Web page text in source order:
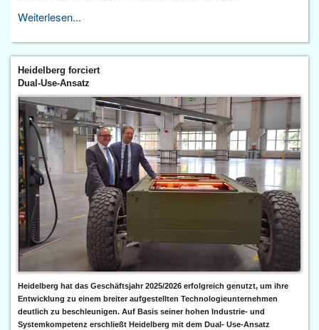
Weiterlesen...
Heidelberg forciert
Dual-Use-Ansatz
Heidelberg hat das Geschäftsjahr 2025/2026 erfolgreich genutzt, um ihre
Entwicklung zu einem breiter aufgestellten Technologieunternehmen
deutlich zu beschleunigen. Auf Basis seiner hohen Industrie- und
Systemkompetenz erschließt Heidelberg mit dem Dual- Use-Ansatz